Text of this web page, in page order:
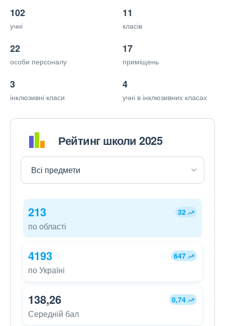
102
учні
11
класів
22
особи персоналу
17
приміщень
3
інклюзивні класи
4
учні в інклюзивних класах
Рейтинг школи 2025
213 32
по області
4193 647
по Україні
138,26 0,74
Середній бал